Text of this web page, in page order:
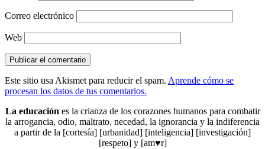
Correo electrónico
Web
Este sitio usa Akismet para reducir el spam. Aprende cómo se
procesan los datos de tus comentarios.
La educaciónes la crianza de los corazones humanos para combatir
la arrogancia, odio, maltrato, necedad, la ignorancia y la indiferencia
a partir de la [cortesía] [urbanidad] [inteligencia] [investigación]
[respeto] y [am♥r]